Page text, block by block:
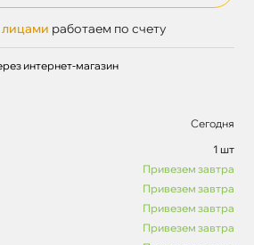
работаем по счету
интернет-магазин
Сегодня
1 шт
Привезем завтра
Привезем завтра
Привезем завтра
Привезем завтра